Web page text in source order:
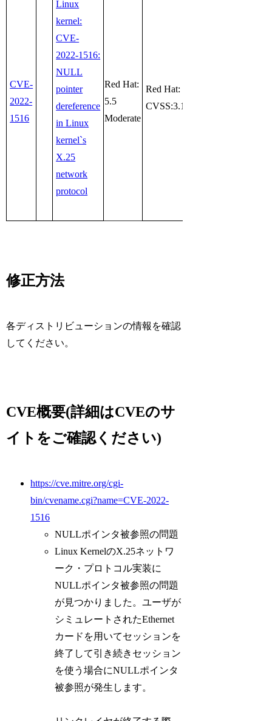
CVE-
2022-
1516
Linux
kernel:
CVE-
2022-1516:
NULL
pointer
dereference
in Linux
kernel`s
X.25
network
protocol
Red Hat:
5.5
Moderate
Red Hat:
CVSS:3.1/AV:L/AC:L/PR:L/
修正方法
各ディストリビューションの情報を確認
してください。
CVE概要(詳細はCVEのサ
イトをご確認ください)
https://cve.mitre.org/cgi-
bin/cvename.cgi?name=CVE-2022-
1516
NULLポインタ被参照の問題
Linux KernelのX.25ネットワ
ーク・プロトコル実装に
NULLポインタ被参照の問題
が見つかりました。ユーザが
シミュレートされたEthernet
カードを用いてセッションを
終了して引き続きセッション
を使う場合にNULLポインタ
被参照が発生します。